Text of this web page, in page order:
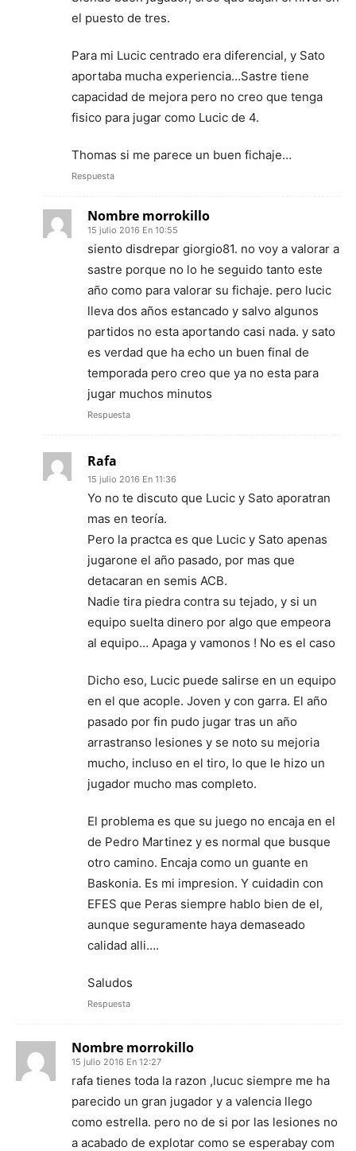
el puesto de tres.
Para mi Lucic centrado era diferencial, y Sato
aportaba mucha experiencia…Sastre tiene
capacidad de mejora pero no creo que tenga
fisico para jugar como Lucic de 4.
Thomas si me parece un buen fichaje…
Respuesta
Nombre morrokillo
15 julio 2016 En 10:55
siento disdrepar giorgio81. no voy a valorar a
sastre porque no lo he seguido tanto este
año como para valorar su fichaje. pero lucic
lleva dos años estancado y salvo algunos
partidos no esta aportando casi nada. y sato
es verdad que ha echo un buen final de
temporada pero creo que ya no esta para
jugar muchos minutos
Respuesta
Rafa
15 julio 2016 En 11:36
Yo no te discuto que Lucic y Sato aporatran
mas en teoría.
Pero la practca es que Lucic y Sato apenas
jugarone el año pasado, por mas que
detacaran en semis ACB.
Nadie tira piedra contra su tejado, y si un
equipo suelta dinero por algo que empeora
al equipo… Apaga y vamonos ! No es el caso
Dicho eso, Lucic puede salirse en un equipo
en el que acople. Joven y con garra. El año
pasado por fin pudo jugar tras un año
arrastranso lesiones y se noto su mejoria
mucho, incluso en el tiro, lo que le hizo un
jugador mucho mas completo.
El problema es que su juego no encaja en el
de Pedro Martinez y es normal que busque
otro camino. Encaja como un guante en
Baskonia. Es mi impresion. Y cuidadin con
EFES que Peras siempre hablo bien de el,
aunque seguramente haya demaseado
calidad alli….
Saludos
Respuesta
Nombre morrokillo
15 julio 2016 En 12:27
rafa tienes toda la razon ,lucuc siempre me ha
parecido un gran jugador y a valencia llego
como estrella. pero no de si por las lesiones no
a acabado de explotar como se esperabay com